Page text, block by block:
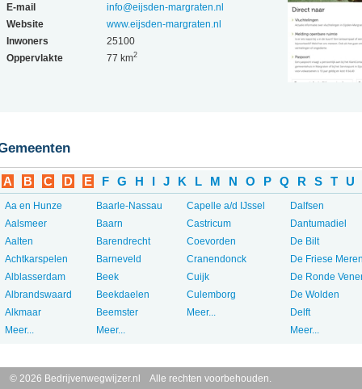
E-mail
info@eijsden-margraten.nl
Website
www.eijsden-margraten.nl
Inwoners
25100
Oppervlakte
77 km2
A B C D E F G H I J K L M N O P Q R S T U
Aa en Hunze
Aalsmeer
Aalten
Achtkarspelen
Alblasserdam
Albrandswaard
Alkmaar
Meer...
Baarle-Nassau
Baarn
Barendrecht
Barneveld
Beek
Beekdaelen
Beemster
Meer...
Capelle a/d IJssel
Castricum
Coevorden
Cranendonck
Cuijk
Culemborg
Meer...
Dalfsen
Dantumadiel
De Bilt
De Friese
De Ronde
De Wolden
Delft
Meer...
© 2026 Bedrijvenwegwijzer.nl Alle rechten voorbehouden.